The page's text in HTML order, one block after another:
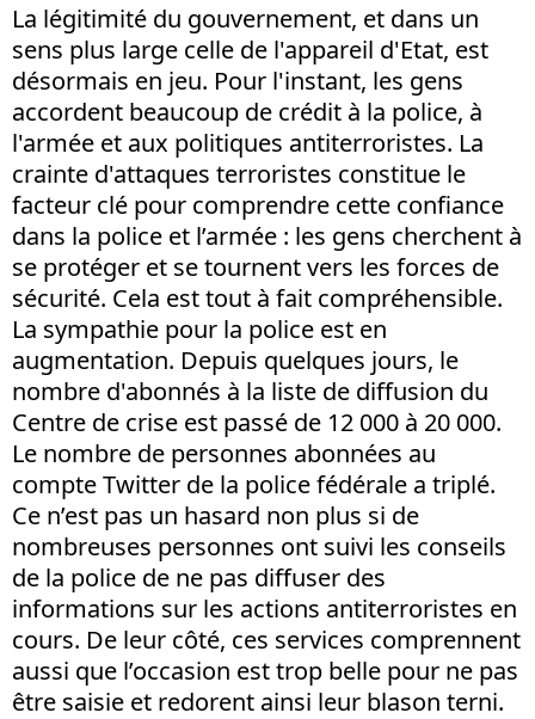
La légitimité du gouvernement, et dans un
sens plus large celle de l'appareil d'Etat, est
désormais en jeu. Pour l'instant, les gens
accordent beaucoup de crédit à la police, à
l'armée et aux politiques antiterroristes. La
crainte d'attaques terroristes constitue le
facteur clé pour comprendre cette confiance
dans la police et l’armée : les gens cherchent à
se protéger et se tournent vers les forces de
sécurité. Cela est tout à fait compréhensible.
La sympathie pour la police est en
augmentation. Depuis quelques jours, le
nombre d'abonnés à la liste de diffusion du
Centre de crise est passé de 12 000 à 20 000.
Le nombre de personnes abonnées au
compte Twitter de la police fédérale a triplé.
Ce n’est pas un hasard non plus si de
nombreuses personnes ont suivi les conseils
de la police de ne pas diffuser des
informations sur les actions antiterroristes en
cours. De leur côté, ces services comprennent
aussi que l’occasion est trop belle pour ne pas
être saisie et redorent ainsi leur blason terni.